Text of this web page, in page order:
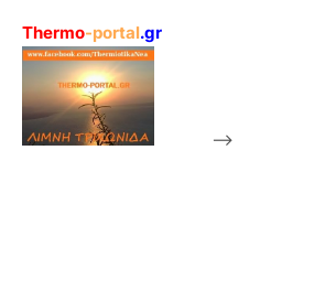
Thermo-portal.gr
-->